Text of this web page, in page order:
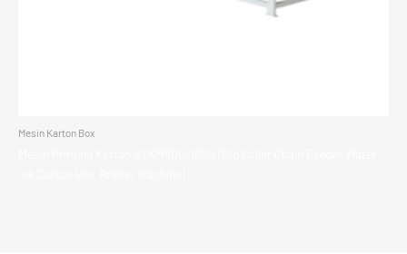
Mesin Karton Box